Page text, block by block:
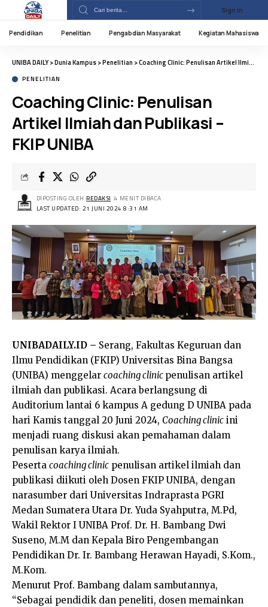
Sign In
Pendidikan Penelitian Pengabdian Masyarakat Kegiatan Mahasiswa
UNIBA DAILY>Dunia Kampus>Penelitian >Coaching Clinic: Penulisan Artikel Ilmiah dan Publikasi – FKIP UNIBA
PENELITIAN
Coaching Clinic: Penulisan
Artikel Ilmiah dan Publikasi –
FKIP UNIBA
LAST UPDATED: 21 JUNI 2024 8:31 AM
DIPOSTING OLEH:REDAKSI 4 MENIT DIBACA
UNIBADAILY.ID – Serang, Fakultas Keguruan dan
Ilmu Pendidikan (FKIP) Universitas Bina Bangsa
(UNIBA) menggelar coaching clinic penulisan artikel
ilmiah dan publikasi. Acara berlangsung di
Auditorium lantai 6 kampus A gedung D UNIBA pada
hari Kamis tanggal 20 Juni 2024, Coaching clinic ini
menjadi ruang diskusi akan pemahaman dalam
penulisan karya ilmiah.
Peserta coaching clinic penulisan artikel ilmiah dan
publikasi diikuti oleh Dosen FKIP UNIBA, dengan
narasumber dari Universitas Indraprasta PGRI
Medan Sumatera Utara Dr. Yuda Syahputra, M.Pd,
Wakil Rektor I UNIBA Prof. Dr. H. Bambang Dwi
Suseno, M.M dan Kepala Biro Pengembangan
Pendidikan Dr. Ir. Bambang Herawan Hayadi, S.Kom.,
M.Kom.
Menurut Prof. Bambang dalam sambutannya,
“Sebagai pendidik dan peneliti, dosen memainkan